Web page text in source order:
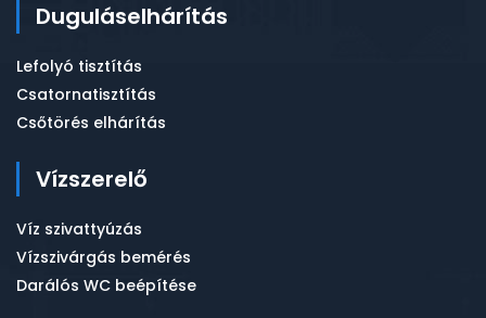
Duguláselhárítás
Lefolyó tisztítás
Csatornatisztítás
Csőtörés elhárítás
Vízszerelő
Víz szivattyúzás
Vízszivárgás bemérés
Darálós WC beépítése